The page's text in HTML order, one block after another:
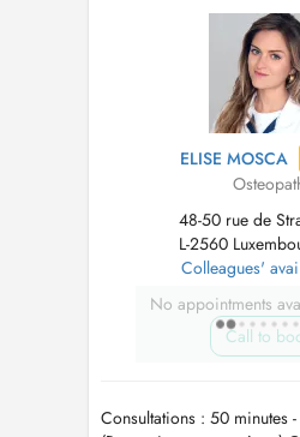
une approche globale et
Physiotherapist and
ELISE MOSCA
48-50 rue de
L-2560
Colleagues'
No appointments
Call to
Consultations : 50 minutes